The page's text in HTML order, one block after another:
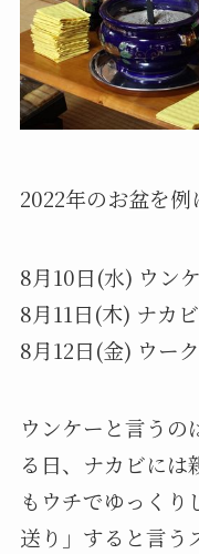
2022年のお盆を例
8月10日(水) ウン
8月11日(木) ナカビ
8月12日(金) ウー
ウンケーと言うの
る日、ナカビには
もウチでゆっく
送り」すると言う